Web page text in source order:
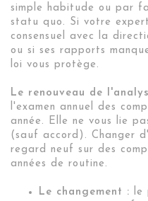
simple habitude ou par
statu quo. Si votre
consensuel avec la
ou si ses rapports
loi vous protège.
Le renouveau de
l'examen annuel des
année. Elle ne vous lie
(sauf accord). Changer
regard neuf sur des
années de routine.
Le changement : le